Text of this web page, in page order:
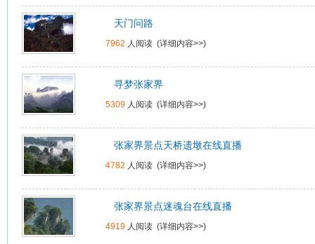
天门问路
7962 人阅读 (详细内容>>)
寻梦张家界
5309 人阅读 (详细内容>>)
张家界景点天桥遗墩在线直播
4782 人阅读 (详细内容>>)
张家界景点迷魂台在线直播
4919 人阅读 (详细内容>>)